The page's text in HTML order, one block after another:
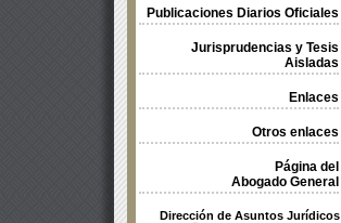
Publicaciones Diarios Oficiales
Jurisprudencias y Tesis
Aisladas
Enlaces
Otros enlaces
Página del
Abogado General
Dirección de Asuntos Jurídicos